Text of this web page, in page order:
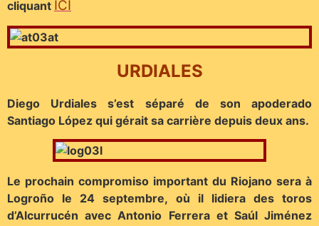
cliquant ICI
URDIALES
Diego Urdiales s’est séparé de son apoderado
Santiago López qui gérait sa carrière depuis deux ans.
Le prochain compromiso important du Riojano sera à
Logroño le 24 septembre, où il lidiera des toros
d’Alcurrucén avec Antonio Ferrera et Saúl Jiménez